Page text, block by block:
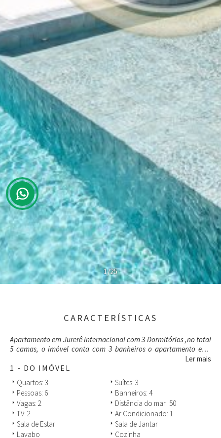
1/25
CARACTERÍSTICAS
Apartamento em Jurerê Internacional com 3 Dormitórios ,no total
5 camas, o imóvel conta com 3 banheiros o apartamento está
completamente mobiliado, para oferecer uma estádia com muito
conforto .
Excelente localização , próximo de bares e restaurantes da
região.
Ler mais
1 - DO IMÓVEL
arrow_right Quartos: 3 arrow_right Suítes: 3
arrow_right Pessoas: 6 arrow_right Banheiros: 4
arrow_right Vagas: 2 arrow_right Distância do mar: 50
arrow_right TV: 2 arrow_right Ar Condicionado: 1
arrow_right Sala de Estar arrow_right Sala de Jantar
arrow_right Lavabo arrow_right Cozinha